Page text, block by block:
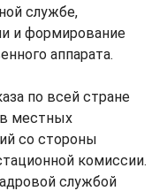
службе,
и формирование
аппарата.
по всей стране
местных
со стороны
комиссии.
службой